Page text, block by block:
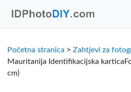
Početna stranica > Zahtjevi za
Mauritanija Identifikacijska
cm)